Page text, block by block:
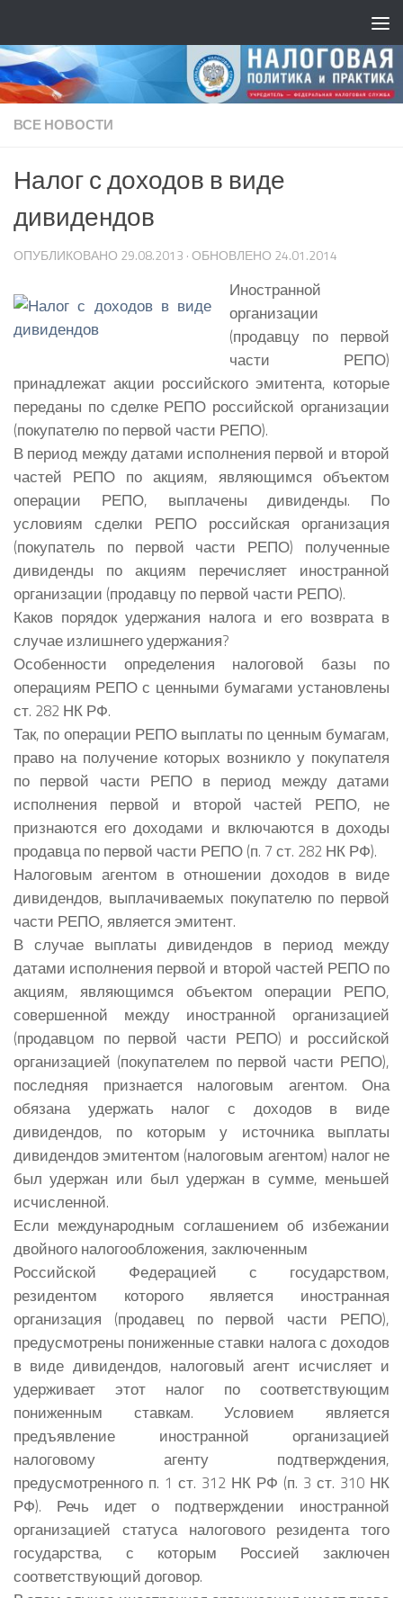
ВСЕ НОВОСТИ
Налог с доходов в виде
дивидендов
ОПУБЛИКОВАНО 29.08.2013 · ОБНОВЛЕНО 24.01.2014
Иностранной
организации
(продавцу по первой
части РЕПО)
принадлежат акции российского эмитента, которые
переданы по сделке РЕПО российской организации
(покупателю по первой части РЕПО).
В период между датами исполнения первой и второй
частей РЕПО по акциям, являющимся объектом
операции РЕПО, выплачены дивиденды. По
условиям сделки РЕПО российская организация
(покупатель по первой части РЕПО) полученные
дивиденды по акциям перечисляет иностранной
организации (продавцу по первой части РЕПО).
Каков порядок удержания налога и его возврата в
случае излишнего удержания?
Особенности определения налоговой базы по
операциям РЕПО с ценными бумагами установлены
ст. 282 НК РФ.
Так, по операции РЕПО выплаты по ценным бумагам,
право на получение которых возникло у покупателя
по первой части РЕПО в период между датами
исполнения первой и второй частей РЕПО, не
признаются его доходами и включаются в доходы
продавца по первой части РЕПО (п. 7 ст. 282 НК РФ).
Налоговым агентом в отношении доходов в виде
дивидендов, выплачиваемых покупателю по первой
части РЕПО, является эмитент.
В случае выплаты дивидендов в период между
датами исполнения первой и второй частей РЕПО по
акциям, являющимся объектом операции РЕПО,
совершенной между иностранной организацией
(продавцом по первой части РЕПО) и российской
организацией (покупателем по первой части РЕПО),
последняя признается налоговым агентом. Она
обязана удержать налог с доходов в виде
дивидендов, по которым у источника выплаты
дивидендов эмитентом (налоговым агентом) налог не
был удержан или был удержан в сумме, меньшей
исчисленной.
Если международным соглашением об избежании
двойного налогообложения, заключенным
Российской Федерацией с государством,
резидентом которого является иностранная
организация (продавец по первой части РЕПО),
предусмотрены пониженные ставки налога с доходов
в виде дивидендов, налоговый агент исчисляет и
удерживает этот налог по соответствующим
пониженным ставкам. Условием является
предъявление иностранной организацией
налоговому агенту подтверждения,
предусмотренного п. 1 ст. 312 НК РФ (п. 3 ст. 310 НК
РФ). Речь идет о подтверждении иностранной
организацией статуса налогового резидента того
государства, с которым Россией заключен
соответствующий договор.